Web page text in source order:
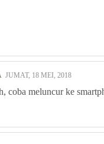
JUMAT, 18 MEI, 2018
coba meluncur ke